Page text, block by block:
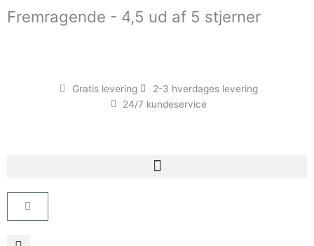
Fremragende - 4,5 ud af 5 stjerner
Gratis levering
2-3 hverdages levering
24/7 kundeservice
Kurv